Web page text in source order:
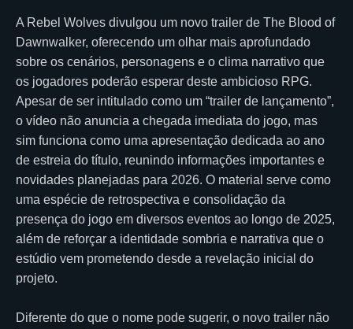
A Rebel Wolves divulgou um novo trailer de The Blood of
Dawnwalker, oferecendo um olhar mais aprofundado
sobre os cenários, personagens e o clima narrativo que
os jogadores poderão esperar deste ambicioso RPG.
Apesar de ser intitulado como um “trailer de lançamento”,
o vídeo não anuncia a chegada imediata do jogo, mas
sim funciona como uma apresentação dedicada ao ano
de estreia do título, reunindo informações importantes e
novidades planejadas para 2026. O material serve como
uma espécie de retrospectiva e consolidação da
presença do jogo em diversos eventos ao longo de 2025,
além de reforçar a identidade sombria e narrativa que o
estúdio vem prometendo desde a revelação inicial do
projeto.
Diferente do que o nome pode sugerir, o novo trailer não